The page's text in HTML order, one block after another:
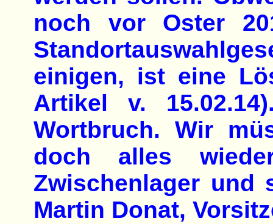
noch vor Oster
einigen, ist eine
Artikel v.
Wortbruch. Wir
doch alles
Zwischenlager und
Martin Donat,